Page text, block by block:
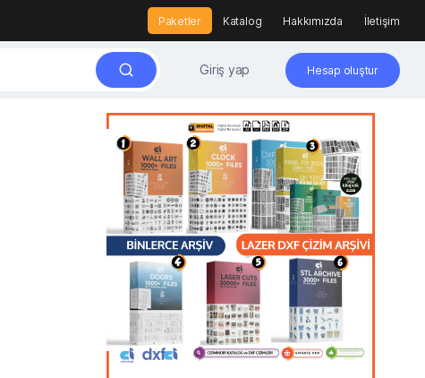
Paketler Katalog Hakkımızda İletişim
Giriş yap Hesap oluştur